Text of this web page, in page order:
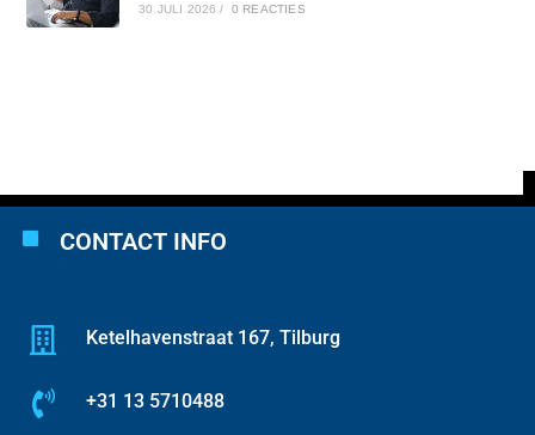
30 JULI 2026 / 0 REACTIES
CONTACT INFO
Ketelhavenstraat 167, Tilburg
+31 13 5710488